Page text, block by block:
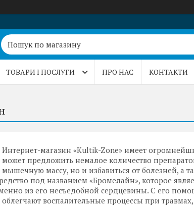
ТОВАРИ І ПОСЛУГИ ПРО НАС КОНТАКТИ
Интернет-магазин «Kultik-Zone» имеет
может предложить немалое количество
мышечную массу, но и избавиться от болезней, а
под названием «Бромелайн», которое
из его несъедобной сердцевины. С его
воспалительные процессы при